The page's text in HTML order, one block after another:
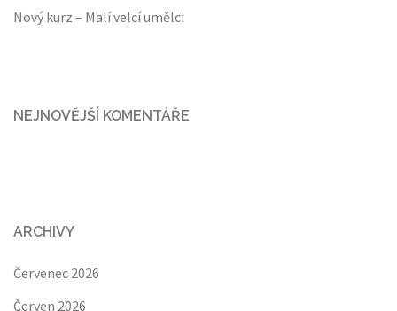
Nový kurz – Malí velcí umělci
NEJNOVĚJŠÍ KOMENTÁŘE
ARCHIVY
Červenec 2026
Červen 2026